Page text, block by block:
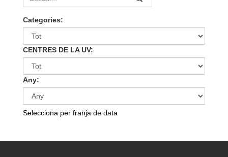
Categories:
CENTRES DE LA UV:
Any:
Selecciona per franja de data